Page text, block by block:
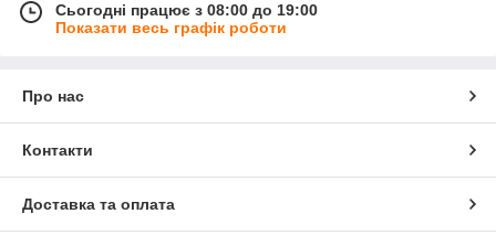
Сьогодні працює з 08:00 до 19:00
Показати весь графік роботи
Про нас
Контакти
Доставка та оплата